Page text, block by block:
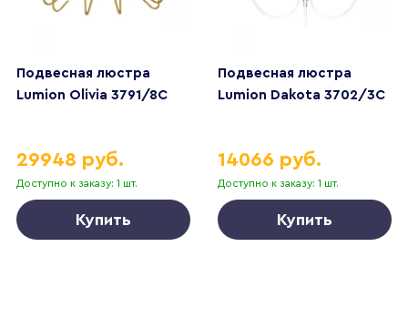
Подвесная люстра
Lumion Olivia 3791/8C
Доступно к заказу: 1 шт.
29948 руб.
Купить
Подвесная люстра
Lumion Dakota 3702/3C
Доступно к заказу: 1 шт.
14066 руб.
Купить